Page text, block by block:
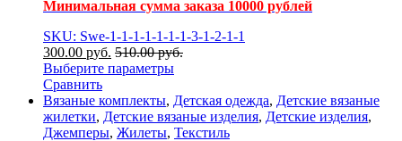
Минимальная сумма заказа 10000 рублей
SKU: Swe-1-1-1-1-1-1-1-3-1-2-1-1
300.00 руб. 510.00руб.
Выберите параметры
Сравнить
Вязаные комплекты, Детская одежда, Детские вязаные
жилетки, Детские вязаные изделия, Детские изделия,
Джемперы, Жилеты, Текстиль